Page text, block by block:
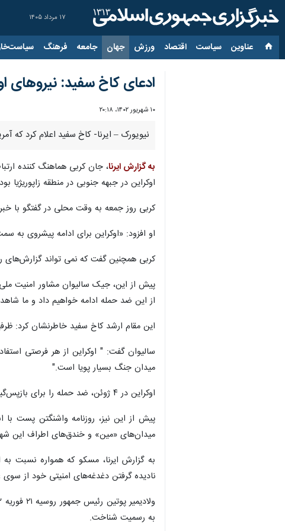
۱۷ مرداد ۱۴۰۵
عناوین‌ سیاست اقتصاد ورزش جهان جامعه فرهنگ
ادعای کاخ سفید: نیروهای
۱۰ شهریور ۱۴۰۲، ۲۰:۱۸
نیویورک – ایرنا- کاخ سفید اعلام کرد که آمریکا در ۷۲ ساعت گذشته شاهد پیشرفت قابل توجه نیروهای اوکراینی در جنوب
به گزارش ایرنا
اوکراین در جبهه جنوبی در منطقه زاپوریژیا
کربی روز جمعه به وقت محلی در گفتگو با
او افزود: «اوکراین برای ادامه پیشروی
کربی همچنین گفت که نمی تواند گزارش‌های
پیش از این، جیک سالیوان مشاور امنیت
از این ضد حمله ادامه خواهیم داد و ما
این مقام ارشد کاخ سفید خاطرنشان کرد:
سالیوان گفت: " اوکراین از هر فرصتی
میدان جنگ بسیار پویا است."
اوکراین در ۴ ژوئن، ضد حمله را برای بازپس‌گیری مناطقی که در طی جنگ از دست داده آغاز کرد.
پیش از این نیز، روزنامه واشنگتن پست با
میدان‌های «مین» و خندق‌های اطراف این
به گزارش ایرنا، مسکو که همواره نسبت به
گرفتن دغدغه‌های امنیتی خود از سوی غرب و به ویژه آمریکا
به رسمیت شناخت.